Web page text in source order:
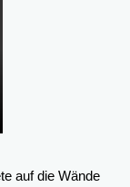
auf die Wände